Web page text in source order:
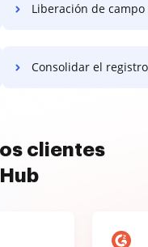
Liberación de campo condicional
Consolidar el registro de campo
clientes